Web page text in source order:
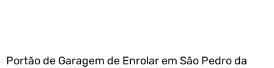
Portão de Garagem de Enrolar em São Pedro da